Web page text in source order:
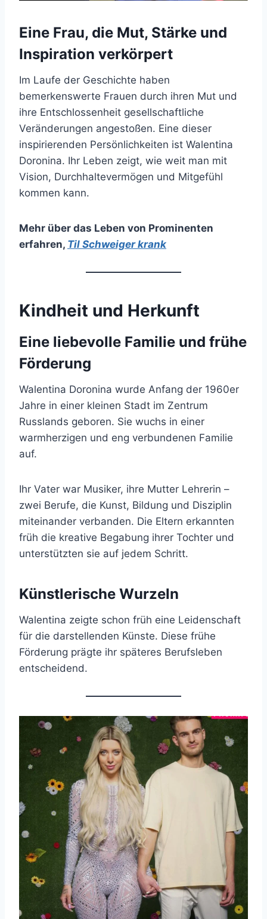
Eine Frau, die Mut, Stärke und
Inspiration verkörpert
Im Laufe der Geschichte haben
bemerkenswerte Frauen durch ihren Mut und
ihre Entschlossenheit gesellschaftliche
Veränderungen angestoßen. Eine dieser
inspirierenden Persönlichkeiten ist Walentina
Doronina. Ihr Leben zeigt, wie weit man mit
Vision, Durchhaltevermögen und Mitgefühl
kommen kann.
Mehr über das Leben von Prominenten
erfahren, Til Schweiger krank
Kindheit und Herkunft
Eine liebevolle Familie und frühe
Förderung
Walentina Doronina wurde Anfang der 1960er
Jahre in einer kleinen Stadt im Zentrum
Russlands geboren. Sie wuchs in einer
warmherzigen und eng verbundenen Familie
auf.
Ihr Vater war Musiker, ihre Mutter Lehrerin –
zwei Berufe, die Kunst, Bildung und Disziplin
miteinander verbanden. Die Eltern erkannten
früh die kreative Begabung ihrer Tochter und
unterstützten sie auf jedem Schritt.
Künstlerische Wurzeln
Walentina zeigte schon früh eine Leidenschaft
für die darstellenden Künste. Diese frühe
Förderung prägte ihr späteres Berufsleben
entscheidend.